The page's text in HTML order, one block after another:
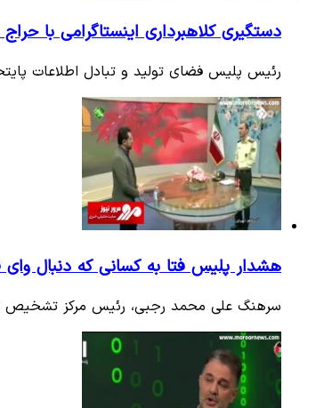
دستگیری کلاهبرداری اینستاگرامی با حراج
رئیس پلیس فضای تولید و تبادل اطلاعات
هشدار پلیس فتا به کسانی که دنبال
سرهنگ علی محمد رجبی، رئیس مرکز تشخیص